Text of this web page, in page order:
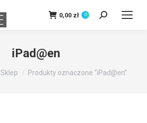
0,00 zł 0 Szukaj:
iPad@en
Sklep Produkty oznaczone “iPad@en”